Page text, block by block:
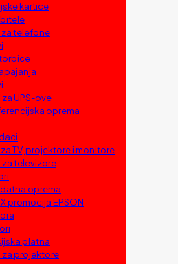
kartice
telefone
UPS-ove
oprema
TV, projektore i monitore
televizore
oprema
promocija EPSON
platna
za projektore